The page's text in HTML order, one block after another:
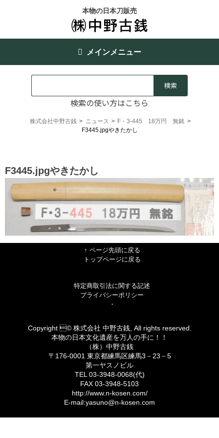
本物の日本刀販売
メインメニュー
検索の使い方はこちら
株式会社中野古銭 > ニュース > F・3-445 18万円 無銘 >
F3445.jpgやきたかし
F3445.jpgやきたかし
↑ ページ先頭に戻る
トップページに戻る
特定商取引法に関する記述
プライバシーポリシー
・
Copyright © 株式会社 中野古銭, All rights reserved.
本物の日本文化遺産を万人の手に！！
（株）中野古銭
〒176-0001 東京都練馬区練馬3－23－5
第一ヤスノビル
TEL 03-3948-0068(代)
FAX 03-3948-5103
http://www.n-kosen.com/
E-mail:yasuno@n-kosen.com